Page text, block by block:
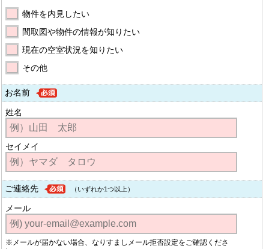
物件を内見したい
間取図や物件の情報が知りたい
現在の空室状況を知りたい
その他
お名前
姓名
セイメイ
ご連絡先 （いずれか1つ以上）
メール
※メールが届かない場合、なりすましメール拒否設定をご確認くださ